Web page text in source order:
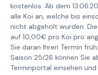
kostenlos. Ab dem
alle Koi an, welche bis
nicht abgeholt wurden.
auf 10,00€ pro Koi pro
Sie daran Ihren Termin
Saison 25/26 können Sie
Terminportal einsehen